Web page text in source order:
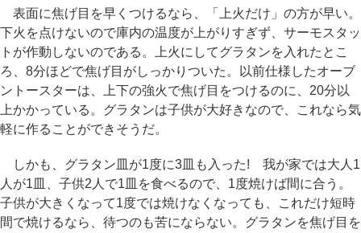
表面に焦げ目を早くつけるなら、「上火だけ」の方が早い。
下火を点けないので庫内の温度が上がりすぎず、サーモスタッ
トが作動しないのである。上火にしてグラタンを入れたとこ
ろ、8分ほどで焦げ目がしっかりついた。以前仕様したオーブ
ントースターは、上下の強火で焦げ目をつけるのに、20分以
上かかっている。グラタンは子供が大好きなので、これなら気
軽に作ることができそうだ。
しかも、グラタン皿が1度に3皿も入った! 我が家では大人1
人が1皿、子供2人で1皿を食べるので、1度焼けば間に合う。
子供が大きくなって1度では焼けなくなっても、これだけ短時
間で焼けるなら、待つのも苦にならない。グラタンを焦げ目を